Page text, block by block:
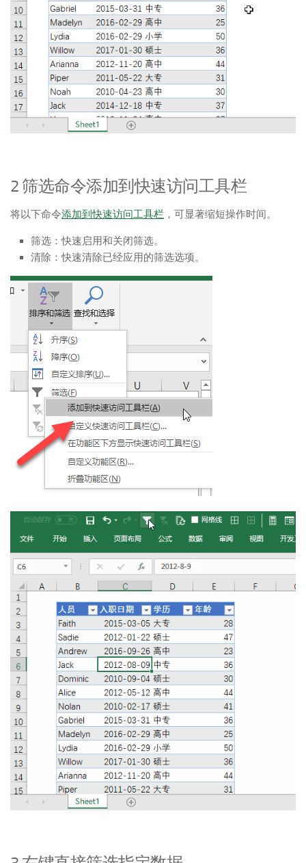
2 筛选命令添加到快速访问工具栏
将以下命令添加到快速访问工具栏 ，可显著缩短操作时间。
筛选：快速启用和关闭筛选。
清除：快速清除已经应用的筛选选项。